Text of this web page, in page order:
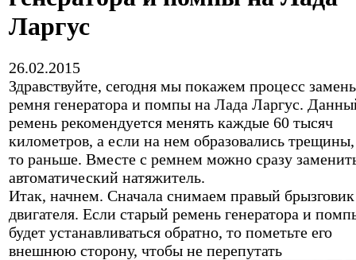
Ларгус
26.02.2015
Здравствуйте, сегодня мы покажем процесс
ремня генератора и помпы на Лада Ларгус.
ремень рекомендуется менять каждые 60 тысяч
километров, а если на нем образовались трещины,
то раньше. Вместе с ремнем можно сразу
автоматический натяжитель.
Итак, начнем. Сначала снимаем правый брызговик
двигателя. Если старый ремень генератора и
будет устанавливаться обратно, то пометьте его
внешнюю сторону, чтобы не перепутать